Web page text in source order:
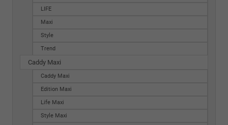
LIFE
Maxi
Style
Trend
Caddy Maxi
Caddy Maxi
Edition Maxi
Life Maxi
Style Maxi